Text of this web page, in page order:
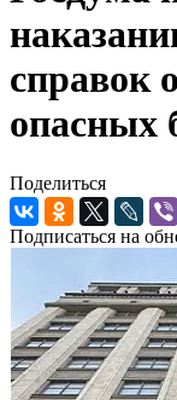
справок
опасных
Поделиться
Подписаться на